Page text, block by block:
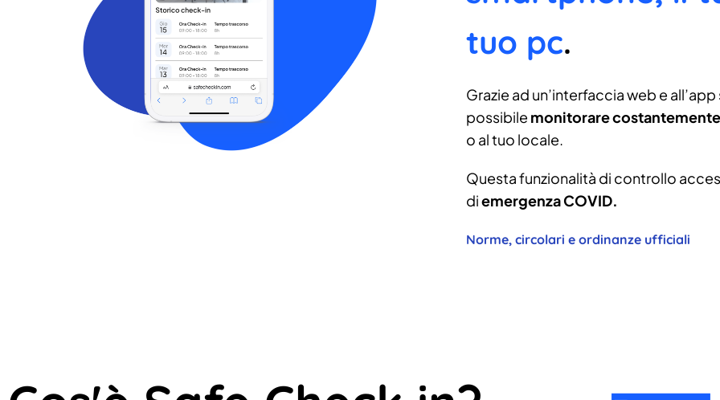
tuo pc.
Grazie ad un’interfaccia web e
possibile monitorare
o al tuo locale.
Questa funzionalità di controllo
diemergenza COVID.
Norme, circolari e ordinanze ufficiali